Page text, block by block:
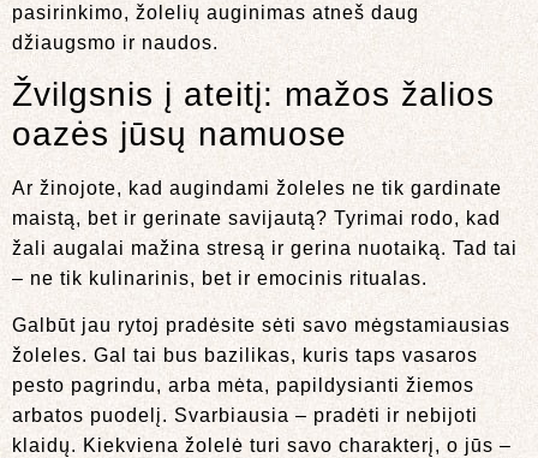
pasirinkimo, žolelių auginimas atneš daug
džiaugsmo ir naudos.
Žvilgsnis į ateitį: mažos žalios
oazės jūsų namuose
Ar žinojote, kad augindami žoleles ne tik gardinate
maistą, bet ir gerinate savijautą? Tyrimai rodo, kad
žali augalai mažina stresą ir gerina nuotaiką. Tad tai
– ne tik kulinarinis, bet ir emocinis ritualas.
Galbūt jau rytoj pradėsite sėti savo mėgstamiausias
žoleles. Gal tai bus bazilikas, kuris taps vasaros
pesto pagrindu, arba mėta, papildysianti žiemos
arbatos puodelį. Svarbiausia – pradėti ir nebijoti
klaidų. Kiekviena žolelė turi savo charakterį, o jūs –